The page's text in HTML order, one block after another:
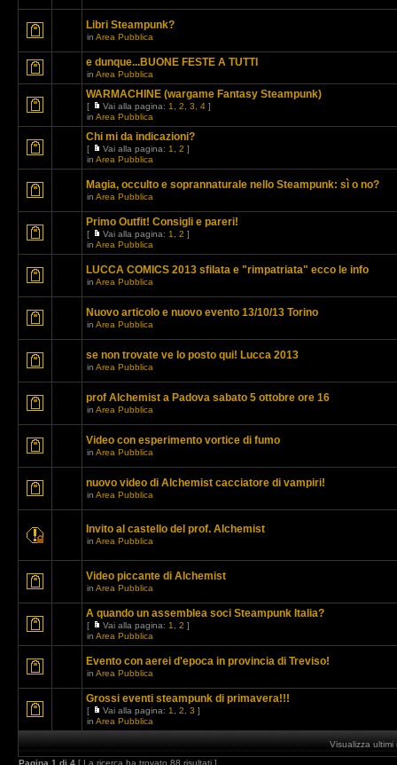
Libri Steampunk?
in Area Pubblica
e dunque...BUONE FESTE A TUTTI
in Area Pubblica
WARMACHINE (wargame Fantasy Steampunk)
[ Vai alla pagina: 1 2 3 4 ]
in Area Pubblica
Chi mi da indicazioni?
[ Vai alla pagina: 1 2 ]
in Area Pubblica
Magia, occulto e soprannaturale nello Steampunk: sì o no?
in Area Pubblica
Primo Outfit! Consigli e pareri!
[ Vai alla pagina: 1 2 ]
in Area Pubblica
LUCCA COMICS 2013 sfilata e "rimpatriata" ecco le info
in Area Pubblica
Nuovo articolo e nuovo evento 13/10/13 Torino
in Area Pubblica
se non trovate ve lo posto qui! Lucca 2013
in Area Pubblica
prof Alchemist a Padova sabato 5 ottobre ore 16
in Area Pubblica
Video con esperimento vortice di fumo
in Area Pubblica
nuovo video di Alchemist cacciatore di vampiri!
in Area Pubblica
Invito al castello del prof. Alchemist
in Area Pubblica
Video piccante di Alchemist
in Area Pubblica
A quando un assemblea soci Steampunk Italia?
[ Vai alla pagina: 1 2 ]
in Area Pubblica
Evento con aerei d'epoca in provincia di Treviso!
in Area Pubblica
Grossi eventi steampunk di primavera!!!
[ Vai alla pagina: 1 2 3 ]
in Area Pubblica
Visualizza ultimi
Pagina 1 di 4 [ La ricerca ha trovato 88 risultati ]